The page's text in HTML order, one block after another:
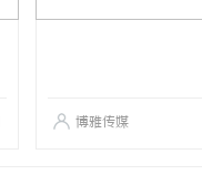
博雅传媒